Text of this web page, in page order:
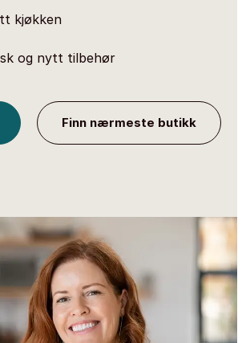
kjøkken
og nytt tilbehør
Finn nærmeste butikk